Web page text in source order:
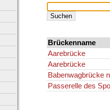
Brückenname
Aarebrücke
Aarebrücke
Babenwagbrücke
Passerelle des